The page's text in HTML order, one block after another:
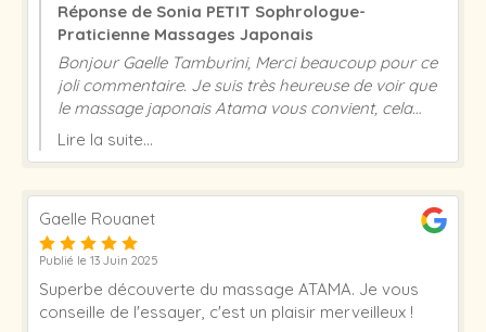
Réponse de Sonia PETIT Sophrologue-
Praticienne Massages Japonais
Bonjour Gaelle Tamburini, Merci beaucoup pour ce
joli commentaire. Je suis très heureuse de voir que
le massage japonais Atama vous convient, cela
m’encourage à continuer dans ce sens. Excellente
Lire la suite...
Gaelle Rouanet
Publié le 13 Juin 2025
Superbe découverte du massage ATAMA. Je vous
conseille de l'essayer, c'est un plaisir merveilleux !